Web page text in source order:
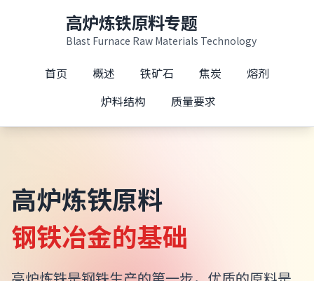
高炉炼铁原料专题
Blast Furnace Raw Materials Technology
首页 概述 铁矿石 焦炭
熔剂
炉料结构
质量要求
高炉炼铁原料
钢铁冶金的基础